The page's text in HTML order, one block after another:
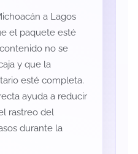
a Lagos
el paquete esté
no se
y que la
esté completa.
ayuda a reducir
rastreo del
durante la